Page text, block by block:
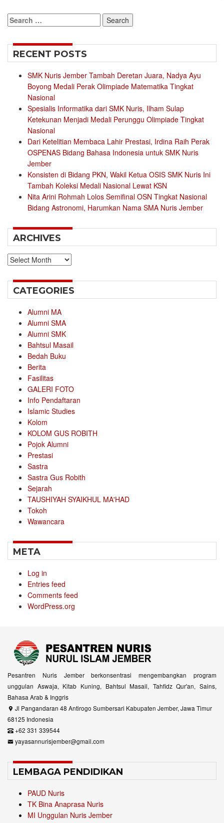
Search
for:
RECENT POSTS
SMK Nuris Jember Tambah Deretan Juara, Nadya Ayu
Boyong Medali Perak Olimpiade Matematika Tingkat
Nasional
Spesialis Informatika dari SMK Nuris, Ilham Sulap
Ketekunan Menjadi Medali Perunggu Olimpiade Tingkat
Nasional
Dari Ketelitian Membaca Lahir Prestasi, Irdina Raih Perak
OSPENAS Bidang Bahasa Indonesia untuk SMK Nuris
Jember
Konsisten di Bidang PKN, Wakil Ketua OSIS SMK Nuris Ini
Tambah Koleksi Medali Nasional Lewat KSN
Nita Arini Rohmah Lolos Semifinal OSN Tingkat Nasional
Bidang Astronomi, Harumkan Nama SMA Nuris Jember
ARCHIVES
Archives
CATEGORIES
Alumni MA
Alumni SMA
Alumni SMK
Bahtsul Masail
Bedah Buku
Berita
Fasilitas
GALERI FOTO
Info Pendaftaran
Islamic Studies
Kolom
KOLOM GUS ROBITH
Pojok Alumni
Prestasi
Sastra
Sastra Gus Robith
Sejarah
TAUSHIYAH SYAIKHUL MA'HAD
Tokoh
Wawancara
META
Log in
Entries feed
Comments feed
WordPress.org
Pesantren Nuris Jember berkonsentrasi mengembangkan program
unggulan Aswaja, Kitab Kuning, Bahtsul Masail, Tahfidz Qur'an, Sains,
Bahasa Arab & Inggris
Jl Pangandaran 48 Antirogo Sumbersari Kabupaten Jember, Jawa Timur
68125 Indonesia
+62 331 339544
yayasannurisjember@gmail.com
LEMBAGA PENDIDIKAN
PAUD Nuris
TK Bina Anaprasa Nuris
MI Unggulan Nuris Jember